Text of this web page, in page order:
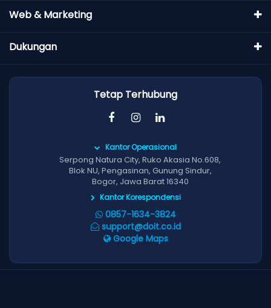
Web & Marketing
Dukungan
Tetap Terhubung
Kantor Operasional
Serpong Natura City, Ruko Akasia No.608,
Blok NU, Pengasinan, Gunung Sindur,
Bogor, Jawa Barat 16340
Kantor Korespondensi
0857-1634-3824
support@doit.co.id
Google Maps